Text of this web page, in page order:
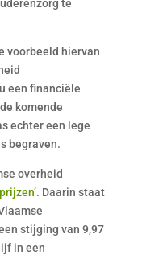
te
voorbeeld hiervan
een financiële
komende
echter een lege
begraven.
overheid
’. Daarin staat
stijging van 9,97
in een